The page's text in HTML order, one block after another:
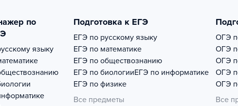
по
языку
Подготовка к ЕГЭ
ЕГЭ по русскому языку
ЕГЭ по математике
ЕГЭ по обществознанию
ЕГЭ по биологииЕГЭ по информатике
ЕГЭ по физике
Все предметы
ОГЭ
ОГЭ
ОГЭ
ОГЭ
ОГЭ
Все